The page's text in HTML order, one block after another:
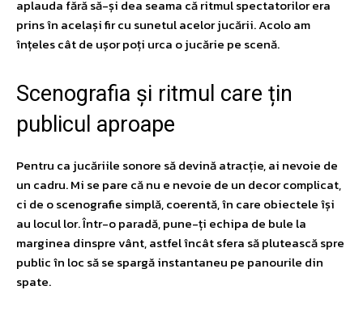
aplauda fără să-și dea seama că ritmul spectatorilor era
prins în același fir cu sunetul acelor jucării. Acolo am
înțeles cât de ușor poți urca o jucărie pe scenă.
Scenografia și ritmul care țin
publicul aproape
Pentru ca jucăriile sonore să devină atracție, ai nevoie de
un cadru. Mi se pare că nu e nevoie de un decor complicat,
ci de o scenografie simplă, coerentă, în care obiectele își
au locul lor. Într-o paradă, pune-ți echipa de bule la
marginea dinspre vânt, astfel încât sfera să plutească spre
public în loc să se spargă instantaneu pe panourile din
spate.